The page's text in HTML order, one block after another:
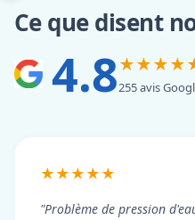
Ce que disent
4.8255 avis
★★★★★
"Problème de pression